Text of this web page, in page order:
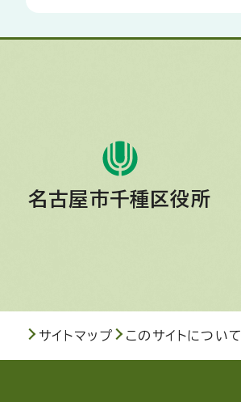
名古屋市千種区役所
サイトマップ このサイトについて